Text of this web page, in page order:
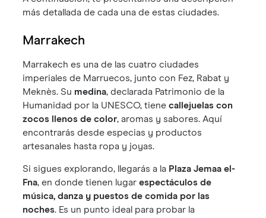
más detallada de cada una de estas ciudades.
Marrakech
Marrakech es una de las cuatro ciudades
imperiales de Marruecos, junto con Fez, Rabat y
Meknès. Su medina, declarada Patrimonio de la
Humanidad por la UNESCO, tienecallejuelas con
zocos llenos de color, aromas y sabores. Aquí
encontrarás desde especias y productos
artesanales hasta ropa y joyas.
Si sigues explorando, llegarás a la Plaza Jemaa el-
Fna, en donde tienen lugarespectáculos de
música, danza y puestos de comida por las
noches. Es un punto ideal para probar la